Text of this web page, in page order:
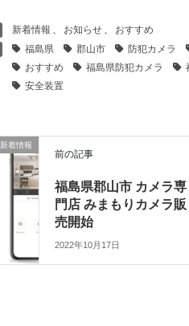
新着情報 お知らせ おすすめ
福島県 郡山市 防犯カメラ
おすすめ
福島県防犯カメラ
安全装置
新着情報
前の記事
福島県郡山市 カメラ専
門店 みまもりカメラ販
売開始
2022年10月17日